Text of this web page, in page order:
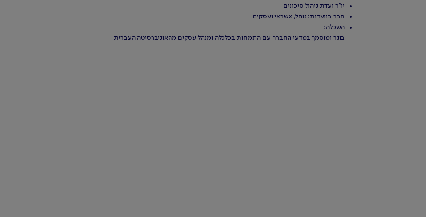
יו"ר ועדת ניהול סיכונים
חבר בוועדות: נוהל, אשראי ועסקים
השכלה:
בוגר ומוסמך במדעי החברה עם התמחות בכלכלה ומנהל עסקים מהאוניברסיטה העברית